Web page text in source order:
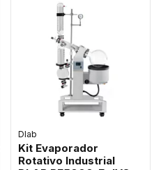
Dlab
Kit Evaporador
Rotativo Industrial